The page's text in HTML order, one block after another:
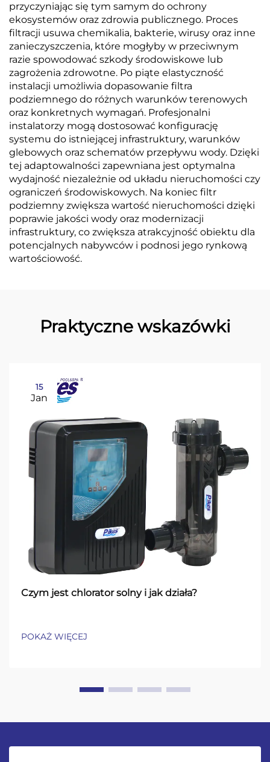
przyczyniając się tym samym do ochrony
ekosystemów oraz zdrowia publicznego. Proces
filtracji usuwa chemikalia, bakterie, wirusy oraz inne
zanieczyszczenia, które mogłyby w przeciwnym
razie spowodować szkody środowiskowe lub
zagrożenia zdrowotne. Po piąte elastyczność
instalacji umożliwia dopasowanie filtra
podziemnego do różnych warunków terenowych
oraz konkretnych wymagań. Profesjonalni
instalatorzy mogą dostosować konfigurację
systemu do istniejącej infrastruktury, warunków
glebowych oraz schematów przepływu wody. Dzięki
tej adaptowalności zapewniana jest optymalna
wydajność niezależnie od układu nieruchomości czy
ograniczeń środowiskowych. Na koniec filtr
podziemny zwiększa wartość nieruchomości dzięki
poprawie jakości wody oraz modernizacji
infrastruktury, co zwiększa atrakcyjność obiektu dla
potencjalnych nabywców i podnosi jego rynkową
wartościowość.
Praktyczne wskazówki
15
Jan
Czym jest chlorator solny i jak działa?
POKAŻ WIĘCEJ